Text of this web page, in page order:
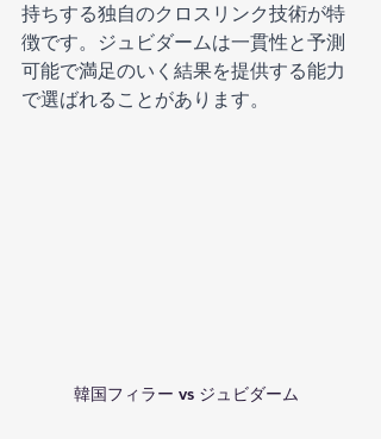
持ちする独自のクロスリンク技術が特
徴です。ジュビダームは一貫性と予測
可能で満足のいく結果を提供する能力
で選ばれることがあります。
韓国フィラー vs ジュビダーム